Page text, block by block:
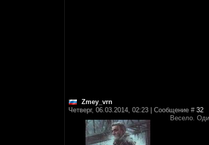
Zmey_vrn
Четверг, 06.03.2014, 02:23 | Сообщение # 32
Весело.